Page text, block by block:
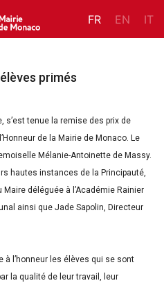
FR EN IT
primés
s’est tenue la remise des prix de
de la Mairie de Monaco. Le
Mélanie-Antoinette de Massy.
hautes instances de la Principauté,
déléguée à l’Académie Rainier
ainsi que Jade Sapolin, Directeur
l’honneur les élèves qui se sont
la qualité de leur travail, leur